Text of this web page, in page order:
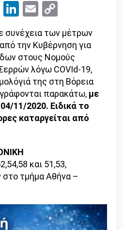
ViberLinkedIn
Email
Link
συνέχεια των μέτρων
την Κυβέρνηση για
στους Νομούς
λόγω COVId-19,
της στη Βόρεια
παρακάτω, με
11/2020. Ειδικά το
καταργείται από
και 51,53,
τμήμα Αθήνα –